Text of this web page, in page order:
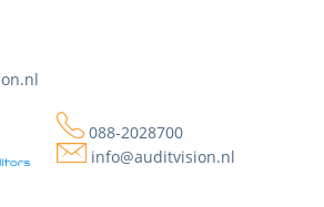
088-2028700
info@auditvision.nl